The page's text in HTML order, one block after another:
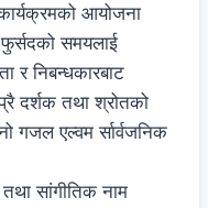
आयोजना
समयलाई
र निबन्धकारबाट
दर्शक तथा श्रोतको
गजल एल्वम र्सार्वजनिक
तथा सांगीतिक नाम